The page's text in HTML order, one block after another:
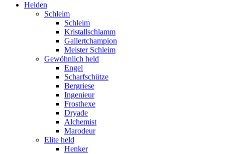
Helden
Schleim
Schleim
Kristallschlamm
Gallertchampion
Meister Schleim
Gewöhnlich held
Engel
Scharfschütze
Bergriese
Ingenieur
Frosthexe
Dryade
Alchemist
Marodeur
Elite held
Henker